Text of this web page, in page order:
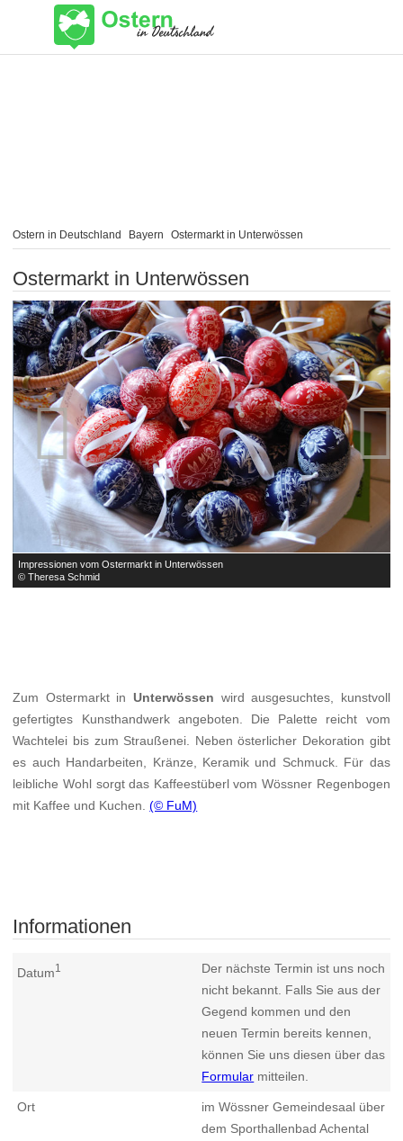
Ostern in Deutschland Bayern Ostermarkt in Unterwössen
Ostermarkt in Unterwössen
Impressionen vom Ostermarkt in Unterwössen
© Theresa Schmid
 
Zum Ostermarkt in Unterwössen wird ausgesuchtes, kunstvoll
gefertigtes Kunsthandwerk angeboten. Die Palette reicht vom
Wachtelei bis zum Straußenei. Neben österlicher Dekoration gibt
es auch Handarbeiten, Kränze, Keramik und Schmuck. Für das
leibliche Wohl sorgt das Kaffeestüberl vom Wössner Regenbogen
mit Kaffee und Kuchen.(© FuM)
Informationen
Datum1
Der nächste Termin ist uns noch
nicht bekannt. Falls Sie aus der
Gegend kommen und den
neuen Termin bereits kennen,
können Sie uns diesen über das
Formular mitteilen.
Ort
im Wössner Gemeindesaal über
dem Sporthallenbad Achental